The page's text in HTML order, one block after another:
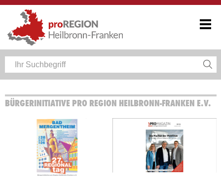
BÜRGERINITIATIVE PRO REGION HEILBRONN-FRANKEN E.V.